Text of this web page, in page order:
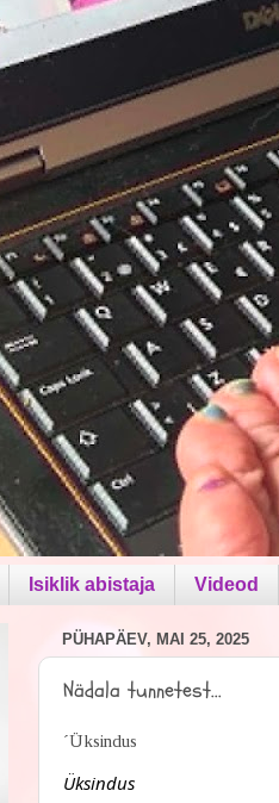
Isiklik abistaja Videod
PÜHAPÄEV, MAI 25, 2025
Nädala tunnetest...
´Üksindus
Üksindus